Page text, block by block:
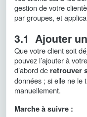
gestion de votre
par groupes, et
3.1 Ajouter
Que votre client soit
pouvez l’ajouter à
d’abord de retrouver
données ; si elle ne le
manuellement.
Marche à suivre :